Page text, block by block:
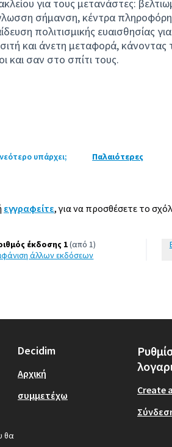
για τους μετανάστες:
σήμανση, κέντρα
πολιτισμικής ευαισθησίας
και άνετη μεταφορά, κάνοντας
και σαν στο σπίτι τους.
υπάρχει; Παλαιότερες
εγγραφείτε, για να προσθέσετε το
έκδοσης 1(από 1)
άλλων εκδόσεων
θα
Decidim
Αρχική
συμμετέχω
Create